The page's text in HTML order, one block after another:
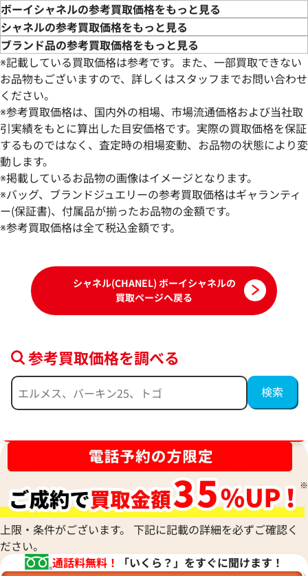
シャネル ボーイシャネル チェーンショル
ダーバッグ レザー
参考買取価格
344,000円
シャネル ボーイ
ーンショルダーバ
参考買取価格
シャネル ボーイシャネル チェーンショル
ダーバッグ レザー
参考買取価格
307,000円
2026年4月3日時点
シャネル ボーイ
ダーバッグ レザー
参考買取価格
289,000円
2026年7月3日時点
ボーイシャネルの参考買取価格をもっと見る
シャネルの参考買取価格をもっと見る
ブランド品の参考買取価格をもっと見る
※記載している買取価格は参考です。また、一部買取できない
お品物もございますので、詳しくはスタッフまでお問い合わせ
ください。
※参考買取価格は、国内外の相場、市場流通価格および当社取
引実績をもとに算出した目安価格です。実際の買取価格を保証
するものではなく、査定時の相場変動、お品物の状態により変
動します。
※掲載しているお品物の画像はイメージとなります。
※バッグ、ブランドジュエリーの参考買取価格はギャランティ
ー(保証書)、付属品が揃ったお品物の金額です。
※参考買取価格は全て税込金額です。
シャネル(CHANEL) ボーイシャネルの
買取ページへ戻る
参考買取価格を調べる
上限・条件がございます。 下記に記載の詳細を必ずご確認く
ださい。
通話料無料！
「いくら？」をすぐに聞けます！